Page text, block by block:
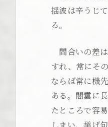
揺波は辛うじ
る。
間合いの差
すれ、常にそ
ならば常に機
ある。闇雲に
たところで容
しまい、挙げ